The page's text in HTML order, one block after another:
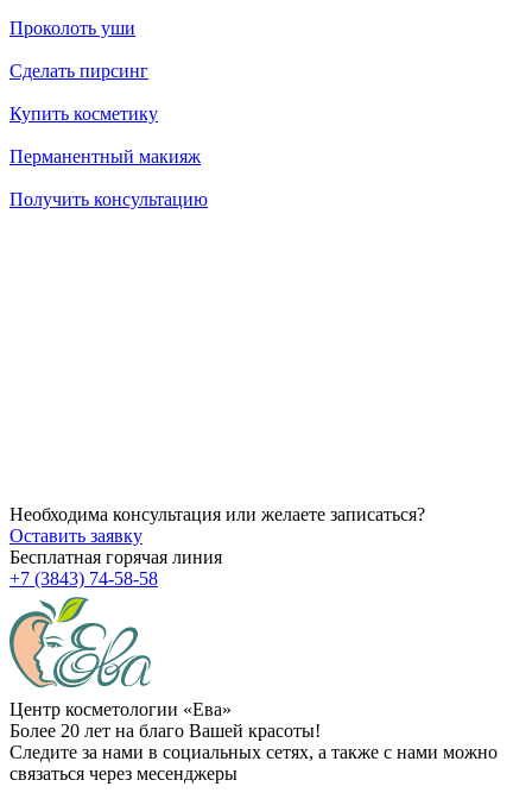
Проколоть уши
Сделать пирсинг
Купить косметику
Перманентный макияж
Получить консультацию
Необходима консультация или желаете записаться?
Оставить заявку
Бесплатная горячая линия
+7 (3843) 74-58-58
Центр косметологии «Ева»
Более 20 лет на благо Вашей красоты!
Следите за нами в социальных сетях, а также с нами можно
связаться через месенджеры